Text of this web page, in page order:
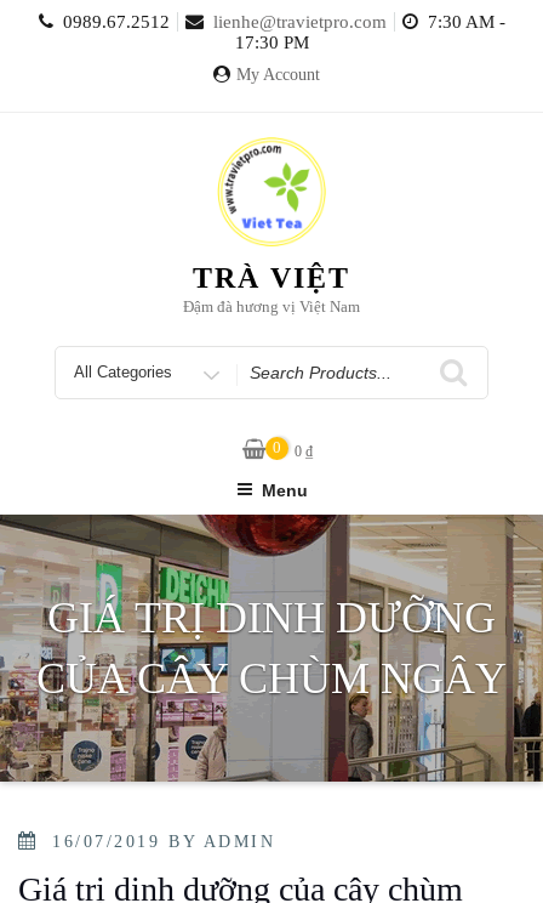
0989.67.2512 lienhe@travietpro.com
7:30 AM -
17:30 PM
My Account
TRÀ VIỆT
Đậm đà hương vị Việt Nam
Search
for
0 0₫
Menu
GIÁ TRỊ DINH DƯỠNG
CỦA CÂY CHÙM NGÂY
POSTED
16/07/2019 BY ADMIN
Giá trị dinh dưỡng của cây chùm